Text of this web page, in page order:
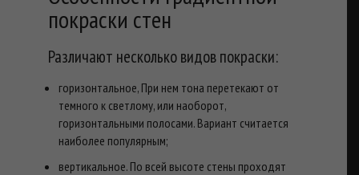
покраски стен
Различают несколько видов покраски:
горизонтальное, При нем тона перетекают от
темного к светлому, или наоборот,
горизонтальными полосами. Вариант считается
наиболее популярным;
вертикальное. По всей высоте стены проходят